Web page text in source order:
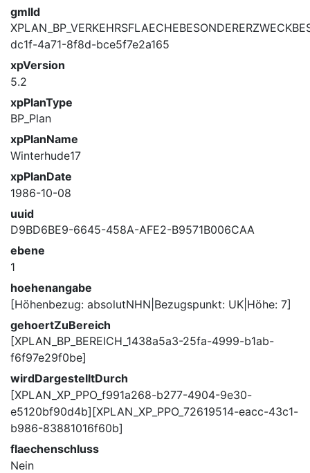
gmlId
dc1f-4a71-8f8d-bce5f7e2a165
xpVersion
5.2
xpPlanType
BP_Plan
xpPlanName
Winterhude17
xpPlanDate
1986-10-08
uuid
D9BD6BE9-6645-458A-AFE2-B9571B006CAA
ebene
1
hoehenangabe
[Höhenbezug: absolutNHN|Bezugspunkt: UK|Höhe: 7]
gehoertZuBereich
[XPLAN_BP_BEREICH_1438a5a3-25fa-4999-b1ab-
f6f97e29f0be]
wirdDargestelltDurch
[XPLAN_XP_PPO_f991a268-b277-4904-9e30-
e5120bf90d4b][XPLAN_XP_PPO_72619514-eacc-43c1-
b986-83881016f60b]
flaechenschluss
Nein